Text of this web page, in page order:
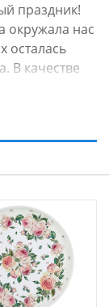
праздник!
окружала нас
осталась
В качестве
у нас вы
золотых
Такой